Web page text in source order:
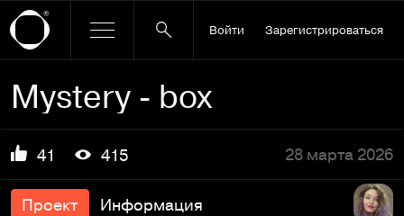
Войти Зарегистрироваться
Mystery - box
41 415 28 марта 2026
Проект Информация